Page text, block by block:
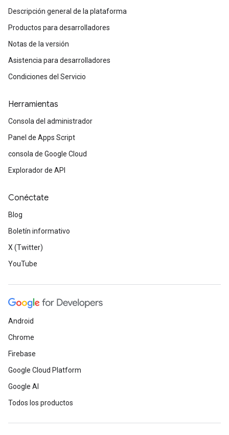
Descripción general de la plataforma
Productos para desarrolladores
Notas de la versión
Asistencia para desarrolladores
Condiciones del Servicio
Herramientas
Consola del administrador
Panel de Apps Script
consola de Google Cloud
Explorador de API
Conéctate
Blog
Boletín informativo
X (Twitter)
YouTube
Android
Chrome
Firebase
Google Cloud Platform
Google AI
Todos los productos